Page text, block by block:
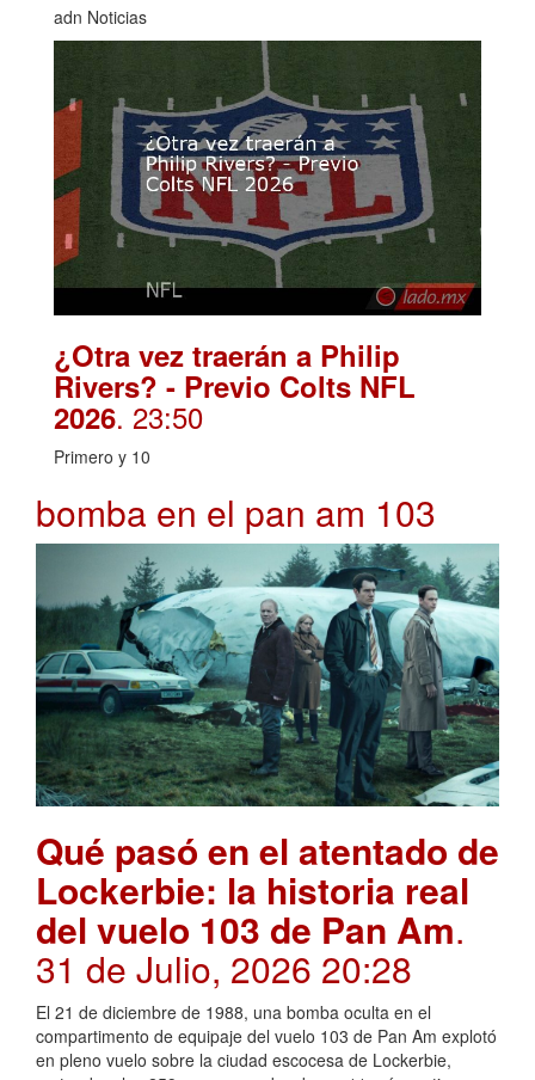
adn Noticias
¿Otra vez traerán a Philip
Rivers? - Previo Colts NFL
2026. 23:50
Primero y 10
bomba en el pan am 103
Qué pasó en el atentado de
Lockerbie: la historia real
del vuelo 103 de Pan Am.
31 de Julio, 2026 20:28
El 21 de diciembre de 1988, una bomba oculta en el
compartimento de equipaje del vuelo 103 de Pan Am explotó
en pleno vuelo sobre la ciudad escocesa de Lockerbie,